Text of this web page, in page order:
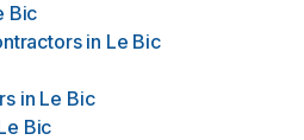
Bic
in Le Bic
in Le Bic
Bic